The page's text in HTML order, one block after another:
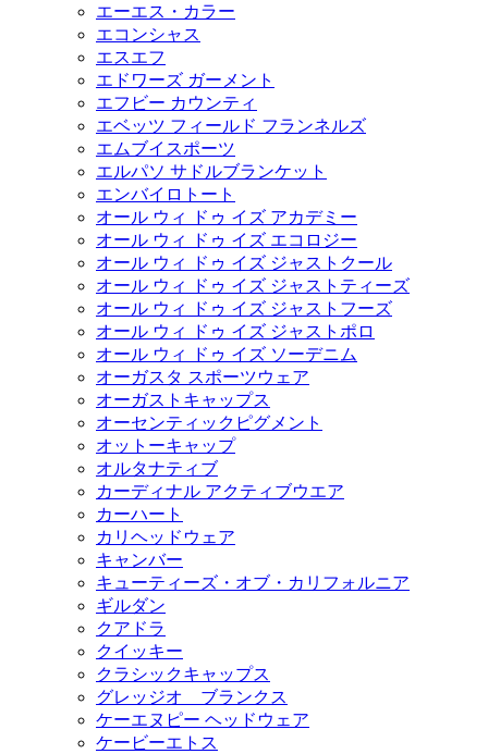
エーエス・カラー
エコンシャス
エスエフ
エドワーズ ガーメント
エフビー カウンティ
エベッツ フィールド フランネルズ
エムブイスポーツ
エルパソ サドルブランケット
エンバイロトート
オール ウィ ドゥ イズ アカデミー
オール ウィ ドゥ イズ エコロジー
オール ウィ ドゥ イズ ジャストクール
オール ウィ ドゥ イズ ジャストティーズ
オール ウィ ドゥ イズ ジャストフーズ
オール ウィ ドゥ イズ ジャストポロ
オール ウィ ドゥ イズ ソーデニム
オーガスタ スポーツウェア
オーガストキャップス
オーセンティックピグメント
オットーキャップ
オルタナティブ
カーディナル アクティブウエア
カーハート
カリヘッドウェア
キャンバー
キューティーズ・オブ・カリフォルニア
ギルダン
クアドラ
クイッキー
クラシックキャップス
グレッジオ ブランクス
ケーエヌピー ヘッドウェア
ケービーエトス